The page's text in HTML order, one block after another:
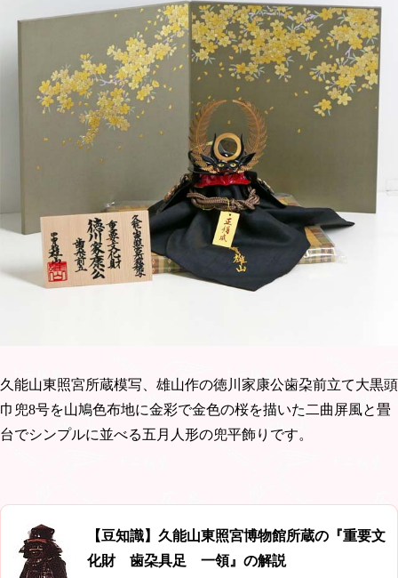
久能山東照宮所蔵模写、雄山作の徳川家康公歯朶前立て大黒頭
巾兜8号を山鳩色布地に金彩で金色の桜を描いた二曲屏風と畳
台でシンプルに並べる五月人形の兜平飾りです。
【豆知識】久能山東照宮博物館所蔵の『重要文
化財 歯朶具足 一領』の解説